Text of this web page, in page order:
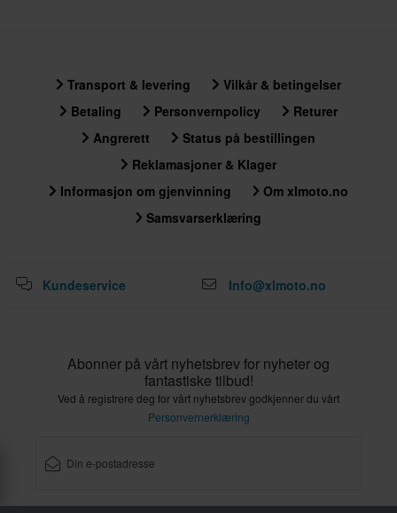
Transport & levering
Vilkår & betingelser
Betaling
Personvernpolicy
Returer
Angrerett
Status på bestillingen
Reklamasjoner & Klager
Informasjon om gjenvinning
Om xlmoto.no
Samsvarserklæring
Kundeservice Info@xlmoto.no
Abonner på vårt nyhetsbrev for nyheter og
fantastiske tilbud!
Ved å registrere deg for vårt nyhetsbrev godkjenner du vårt
Personvernerklæring